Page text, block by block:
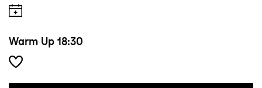
Warm Up 18:30